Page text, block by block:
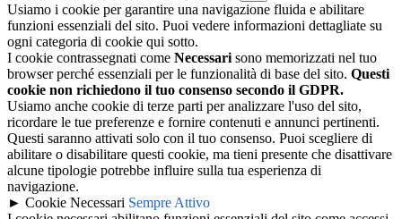
Usiamo i cookie per garantire una navigazione fluida e abilitare
funzioni essenziali del sito. Puoi vedere informazioni dettagliate su
ogni categoria di cookie qui sotto.
I cookie contrassegnati come Necessari sono memorizzati nel tuo
browser perché essenziali per le funzionalità di base del sito. Questi
cookie non richiedono il tuo consenso secondo il GDPR.
Usiamo anche cookie di terze parti per analizzare l'uso del sito,
ricordare le tue preferenze e fornire contenuti e annunci pertinenti.
Questi saranno attivati solo con il tuo consenso. Puoi scegliere di
abilitare o disabilitare questi cookie, ma tieni presente che disattivare
alcune tipologie potrebbe influire sulla tua esperienza di
navigazione.
► Cookie Necessari Sempre Attivo